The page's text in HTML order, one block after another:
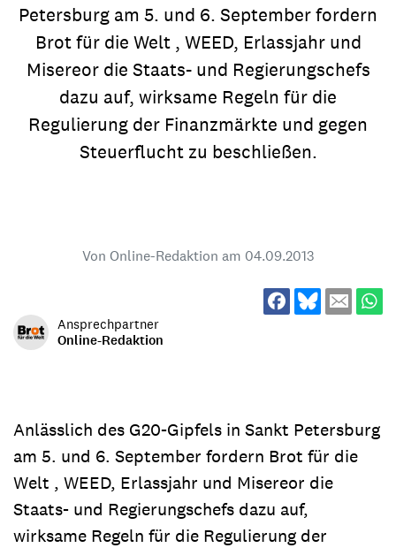
Petersburg am 5. und 6. September fordern
Brot für die Welt , WEED, Erlassjahr und
Misereor die Staats- und Regierungschefs
dazu auf, wirksame Regeln für die
Regulierung der Finanzmärkte und gegen
Steuerflucht zu beschließen.
Von Online-Redaktion am 04.09.2013
Ansprechpartner
Online-Redaktion
Anlässlich des G20-Gipfels in Sankt Petersburg
am 5. und 6. September fordern Brot für die
Welt , WEED, Erlassjahr und Misereor die
Staats- und Regierungschefs dazu auf,
wirksame Regeln für die Regulierung der